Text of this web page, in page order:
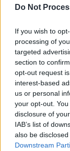
Do Not
If you wish to
processing of
targeted
section to
opt-out request
interest-based
us or personal
your opt-out.
disclosure of
IAB’s list of
also be
Downstream
Έναν ακόμα
των ΗΠΑ
πολιτικών
Κίνα.
δημοφιλές
έχει
δεν θα